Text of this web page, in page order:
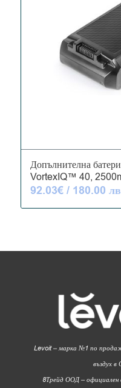
Допълнителна
VortexIQ™ 40,
92.03€/ 180.00
Levoit – марка №1 по
въздух
8Трейд ООД – официален